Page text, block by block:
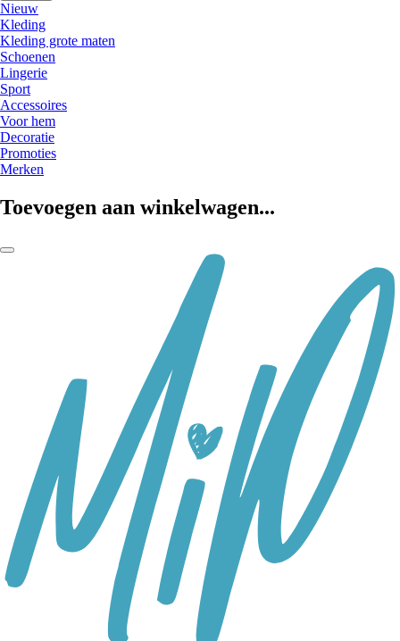
Nieuw
Kleding
Kleding grote maten
Schoenen
Lingerie
Sport
Accessoires
Voor hem
Decoratie
Promoties
Merken
Toevoegen aan winkelwagen...